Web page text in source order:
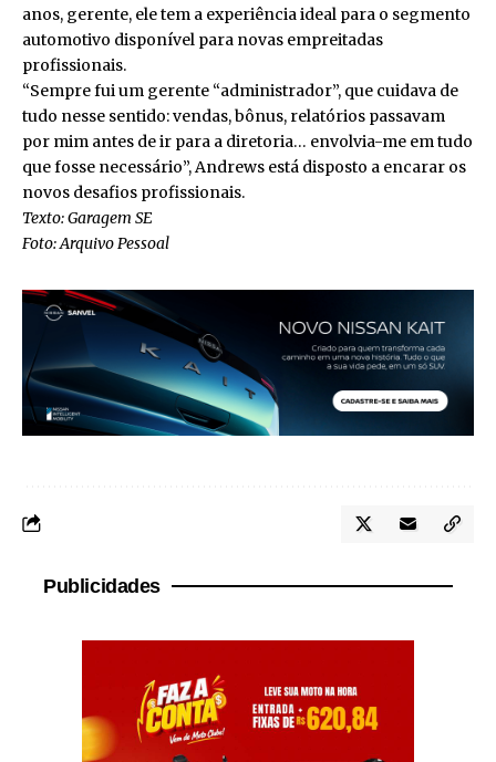
anos, gerente, ele tem a experiência ideal para o segmento
automotivo disponível para novas empreitadas
profissionais.
“Sempre fui um gerente “administrador”, que cuidava de
tudo nesse sentido: vendas, bônus, relatórios passavam
por mim antes de ir para a diretoria… envolvia-me em tudo
que fosse necessário”, Andrews está disposto a encarar os
novos desafios profissionais.
Texto: Garagem SE
Foto: Arquivo Pessoal
Publicidades